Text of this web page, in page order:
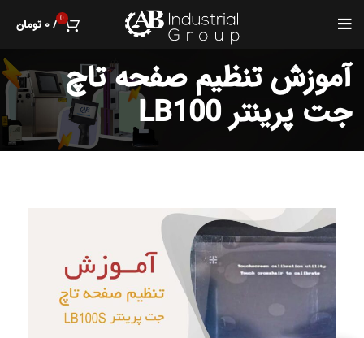
0
/۰ تومان
آموزش تنظیم صفحه تاچ
جت پرینتر LB100